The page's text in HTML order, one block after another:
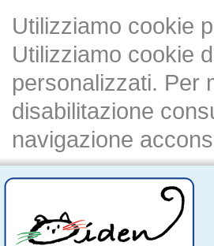
Utilizziamo cookie
Utilizziamo cookie
personalizzati. Per
disabilitazione
navigazione